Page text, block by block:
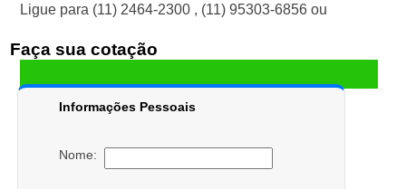
Ligue para (11) 2464-2300 , (11) 95303-6856 ou
Faça sua cotação
Informações Pessoais
Nome: